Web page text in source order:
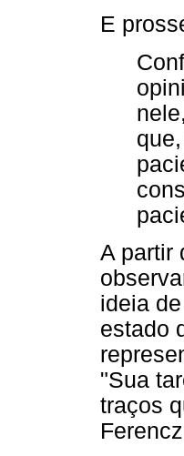
E
A partir
ideia
estado
"Sua
traços